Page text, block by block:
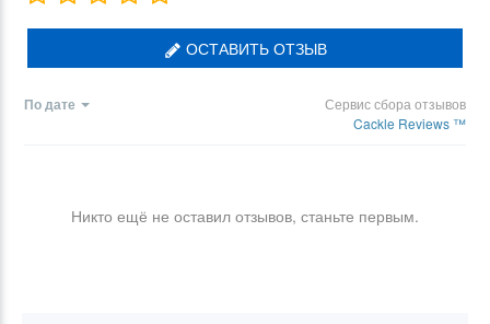
ОСТАВИТЬ ОТЗЫВ
По дате
Сервис сбора отзывов
Cackle Reviews ™
Никто ещё не оставил отзывов, станьте первым.